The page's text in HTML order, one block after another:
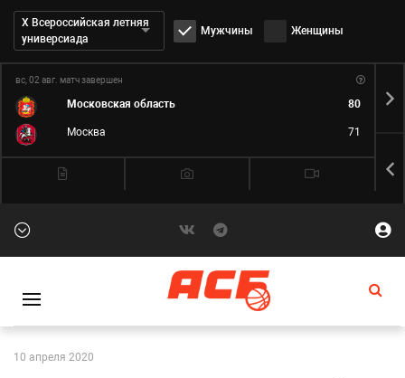
Дивизион:
Х Всероссийская летняя
универсиада
Мужчины Женщины
вс, 02 авг. матч завершен
Московская область 80
Москва 71
10 апреля 2020